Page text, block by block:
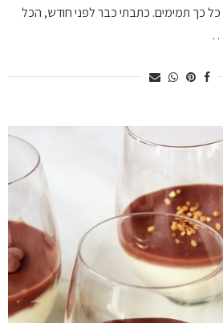
כל כך תמימים. כתבתי כבר לפני חודש, הכל
…